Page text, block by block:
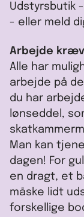
Udstyrsbutik
- eller meld
Arbejde
Alle har
arbejde på
du har
lønseddel,
Man kan
dagen! For
en dragt, et
måske lidt
forskellige